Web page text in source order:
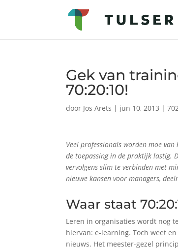
Gek van
70:20:10!
door Jos Arets | jun 10, 2013 |
Veel professionals worden moe
de toepassing in de praktijk lastig.
vervolgens slim te verbinden met
nieuwe kansen voor managers,
Waar staat
Leren in organisaties wordt nog
hiervan: e-learning. Toch weet
nieuws. Het meester-gezel